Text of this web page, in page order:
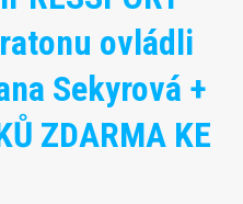
ovládli
Sekyrová +
ZDARMA KE